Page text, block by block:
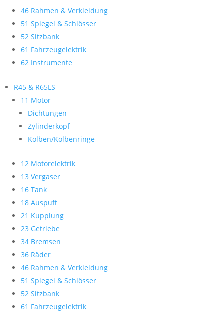
46 Rahmen & Verkleidung
51 Spiegel & Schlösser
52 Sitzbank
61 Fahrzeugelektrik
62 Instrumente
R45 & R65LS
11 Motor
Dichtungen
Zylinderkopf
Kolben/Kolbenringe
12 Motorelektrik
13 Vergaser
16 Tank
18 Auspuff
21 Kupplung
23 Getriebe
34 Bremsen
36 Räder
46 Rahmen & Verkleidung
51 Spiegel & Schlösser
52 Sitzbank
61 Fahrzeugelektrik